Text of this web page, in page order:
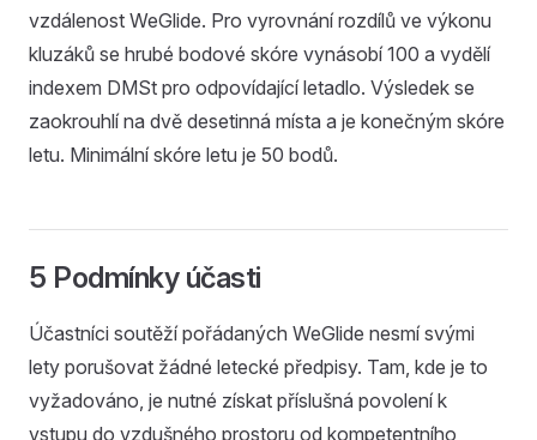
vzdálenost WeGlide. Pro vyrovnání rozdílů ve výkonu
kluzáků se hrubé bodové skóre vynásobí 100 a vydělí
indexem DMSt pro odpovídající letadlo. Výsledek se
zaokrouhlí na dvě desetinná místa a je konečným skóre
letu. Minimální skóre letu je 50 bodů.
5 Podmínky účasti
Účastníci soutěží pořádaných WeGlide nesmí svými
lety porušovat žádné letecké předpisy. Tam, kde je to
vyžadováno, je nutné získat příslušná povolení k
vstupu do vzdušného prostoru od kompetentního